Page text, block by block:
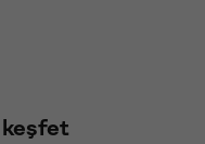
keşfet